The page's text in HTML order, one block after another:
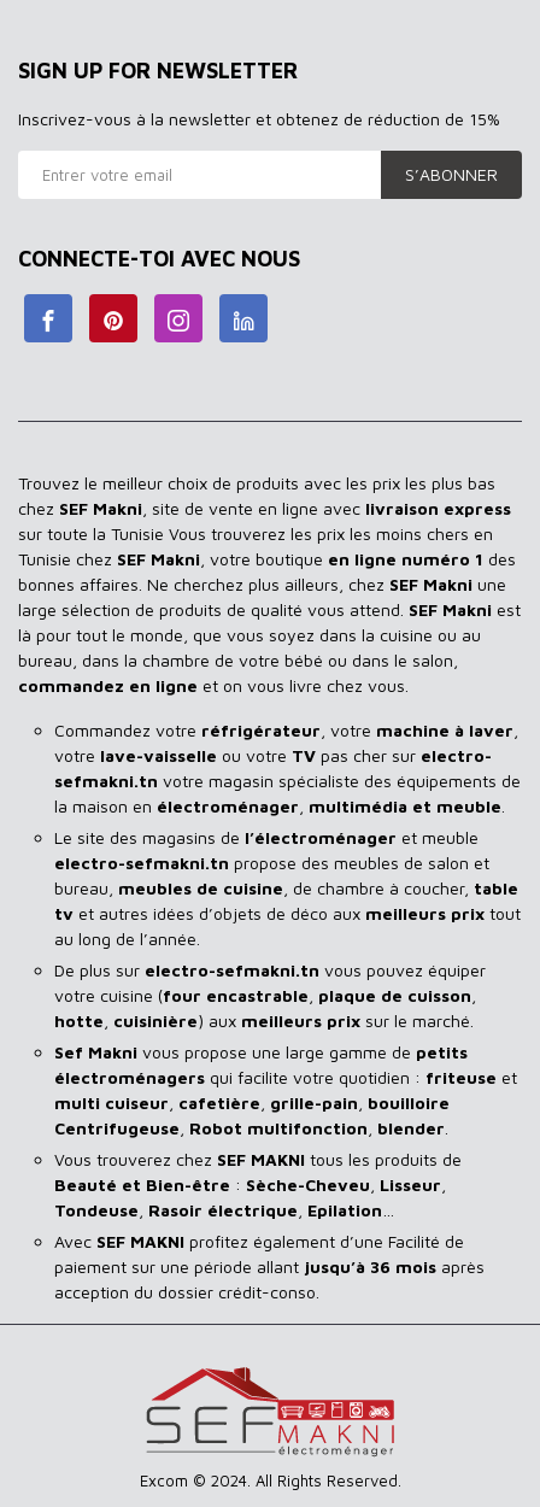
SIGN UP FOR NEWSLETTER
Inscrivez-vous à la newsletter et obtenez de réduction de 15%
S’ABONNER
CONNECTE-TOI AVEC NOUS
Trouvez le meilleur choix de produits avec les prix les plus bas
chez SEF Makni , site de vente en ligne avec livraison express
sur toute la Tunisie Vous trouverez les prix les moins chers en
Tunisie chez SEF Makni , votre boutique en ligne numéro 1 des
bonnes affaires. Ne cherchez plus ailleurs, chez SEF Makni une
large sélection de produits de qualité vous attend. SEF Makni est
là pour tout le monde, que vous soyez dans la cuisine ou au
bureau, dans la chambre de votre bébé ou dans le salon,
commandez en ligne et on vous livre chez vous.
Commandez votre réfrigérateur , votre machine à laver
votre lave-vaisselle ou votre TV pas cher sur electro-
sefmakni.tn votre magasin spécialiste des équipements de
la maison en électroménager multimédia et meuble
Le site des magasins de l’électroménager et meuble
electro-sefmakni.tn propose des meubles de salon et
bureau, meubles de cuisine , de chambre à coucher, table
tv et autres idées d’objets de déco aux meilleurs prix tout
au long de l’année.
De plus sur electro-sefmakni.tn vous pouvez équiper
votre cuisine (four encastrable plaque de cuisson
hotte cuisinière) aux meilleurs prix sur le marché.
Sef Makni vous propose une large gamme de petits
électroménagers qui facilite votre quotidien : friteuse et
multi cuiseur cafetière grille-pain bouilloire
Centrifugeuse Robot multifonction blender
Vous trouverez chez SEF MAKNI tous les produits de
Beauté et Bien-être : Sèche-Cheveu Lisseur
Tondeuse Rasoir électrique Epilation
Avec SEF MAKNI profitez également d’une Facilité de
paiement sur une période allant jusqu’à 36 mois après
acception du dossier crédit-conso.
Excom © 2024. All Rights Reserved.